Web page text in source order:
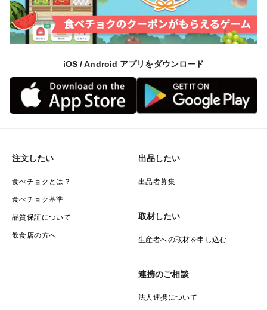
iOS / Android アプリをダウンロード
注文したい
食べチョクとは？
食べチョク基準
品質保証について
飲食店の方へ
出品したい
出品者募集
取材したい
生産者への取材を申し込む
連携のご相談
法人連携について